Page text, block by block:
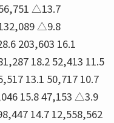
△13.7
△9.8
203,603 16.1
18.2 52,413 11.5
13.1 50,717 10.7
15.8 47,153 △3.9
14.7 12,558,562